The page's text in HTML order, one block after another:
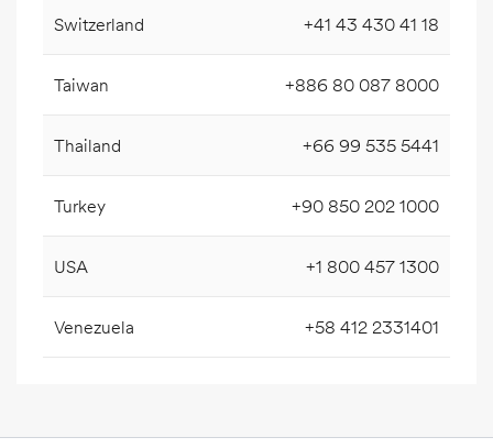
Switzerland +41 43 430 41 18
Taiwan +886 80 087 8000
Thailand +66 99 535 5441
Turkey +90 850 202 1000
USA +1 800 457 1300
Venezuela +58 412 2331401